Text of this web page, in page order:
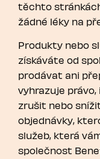
těchto
žádné léky na
Produkty nebo
získáváte od
prodávat ani
vyhrazuje právo,
zrušit nebo
objednávky,
služeb, která
společnost